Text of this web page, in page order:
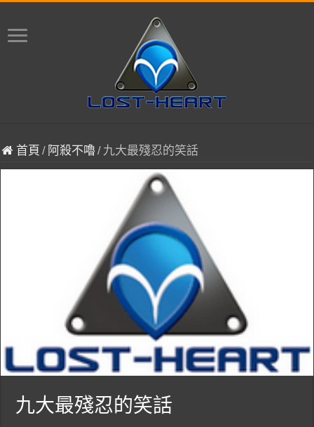
首頁 / 阿殺不嚕/ 九大最殘忍的笑話
九大最殘忍的笑話